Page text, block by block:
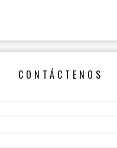
CONTÁCTENOS